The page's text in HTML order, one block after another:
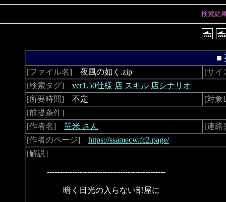
検索結
■
[ファイル名] 夜風の如く.zip
[サイ
[検索タグ]
ver1.50仕様 店 スキル 店シナリオ
[所要時間] 不定
[対象
[前提条件]
[作者名]
笹米 さん
[連絡
[作者のページ]
https://ssamecw.fc2.page/
[解説]
-----------------------------------------------
暗く日光の入らない部屋に